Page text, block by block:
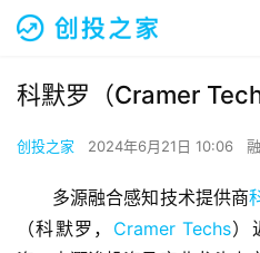
科默罗（Cramer
创投之家 2024年6月21日 10:06
多源融合感知技术提供商
（科默罗， Cramer Techs）